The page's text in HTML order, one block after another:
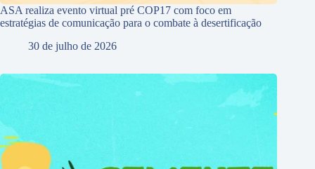
ASA realiza evento virtual pré COP17 com foco em
estratégias de comunicação para o combate à desertificação
30 de julho de 2026